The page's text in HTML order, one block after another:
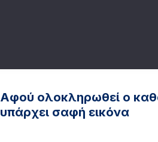
Αφού ολοκληρωθεί ο
υπάρχει σαφή εικόνα